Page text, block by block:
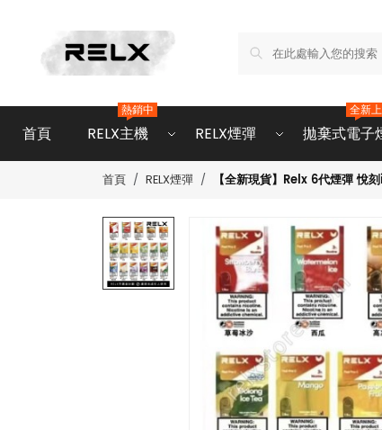
首頁 RELX主機
熱銷中
RELX煙彈 拋棄式電子
全新
首頁 RELX煙彈 【全新現貨】Relx 6代煙彈